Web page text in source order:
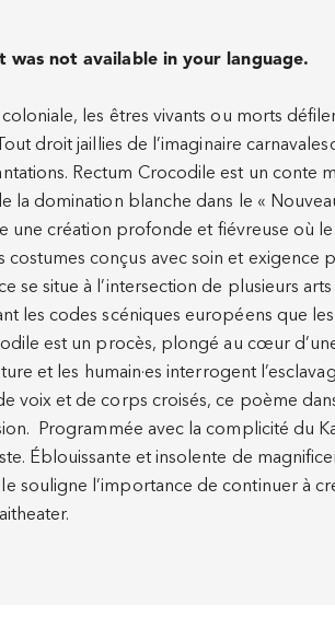
was not available in your language.
les êtres vivants ou morts
droit jaillies de l’imaginaire
Rectum Crocodile est un conte
la domination blanche dans le «
une création profonde et fiévreuse où
costumes conçus avec soin et
se situe à l’intersection de plusieurs
les codes scéniques européens que
est un procès, plongé au cœur
et les humain·es interrogent
voix et de corps croisés, ce poème
Programmée avec la complicité du
Éblouissante et insolente de
souligne l’importance de continuer à